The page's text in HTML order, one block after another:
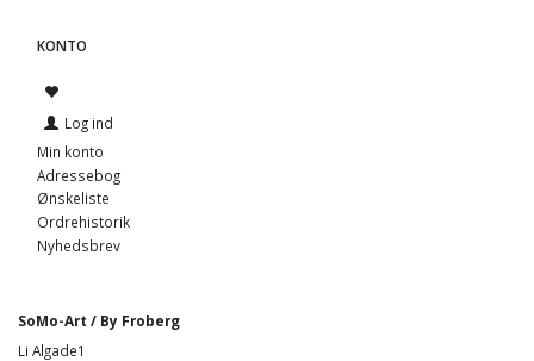
KONTO
Log ind
Min konto
Adressebog
Ønskeliste
Ordrehistorik
Nyhedsbrev
SoMo-Art / By Froberg
Li Algade1